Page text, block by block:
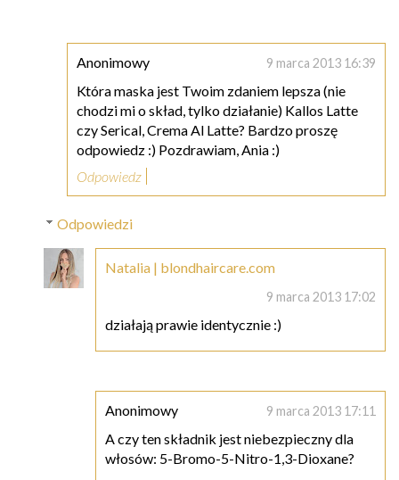
Anonimowy 9 marca 2013 16:39
Która maska jest Twoim zdaniem lepsza (nie
chodzi mi o skład, tylko działanie) Kallos Latte
czy Serical, Crema Al Latte? Bardzo proszę
odpowiedz :) Pozdrawiam, Ania :)
Odpowiedz
Odpowiedzi
Natalia | blondhaircare.com
9 marca 2013 17:02
działają prawie identycznie :)
Anonimowy 9 marca 2013 17:11
A czy ten składnik jest niebezpieczny dla
włosów: 5-Bromo-5-Nitro-1,3-Dioxane?